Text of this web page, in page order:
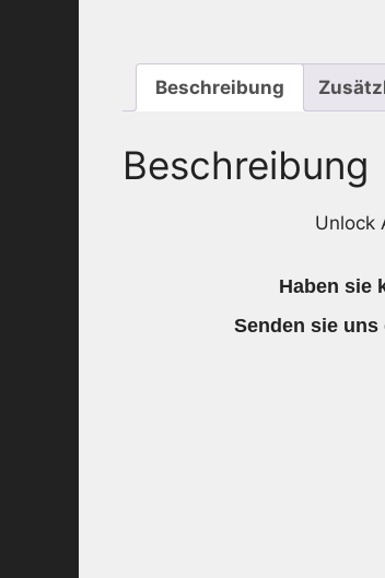
Beschreibung
Beschreibung
Unlock
Haben sie
Senden sie uns